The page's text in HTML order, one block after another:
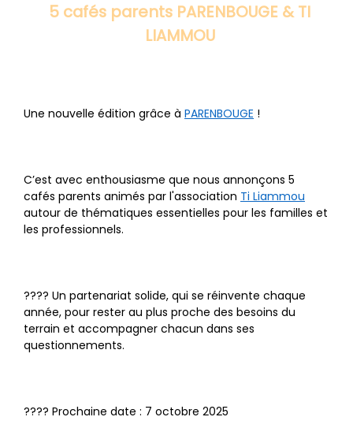
5 cafés parents PARENBOUGE & TI
LIAMMOU
Une nouvelle édition grâce à PARENBOUGE !
C’est avec enthousiasme que nous annonçons 5
cafés parents animés par l'association Ti Liammou
autour de thématiques essentielles pour les familles et
les professionnels.
???? Un partenariat solide, qui se réinvente chaque
année, pour rester au plus proche des besoins du
terrain et accompagner chacun dans ses
questionnements.
???? Prochaine date : 7 octobre 2025